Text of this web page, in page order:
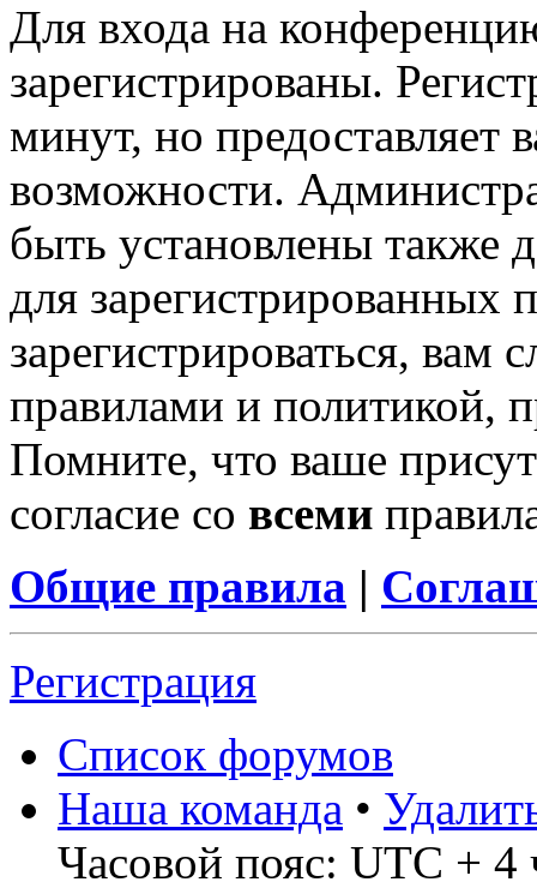
Для входа на
зарегистрированы.
минут, но предоставляет
возможности.
быть установлены также
для зарегистрированных
зарегистрироваться, вам
правилами и политикой,
Помните, что ваше
согласие со всеми
Общие правила |
Регистрация
Список форумов
Наша команда •
Часовой пояс: UTC + 4